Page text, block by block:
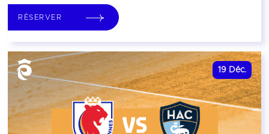
RÉSERVER
19 Déc.